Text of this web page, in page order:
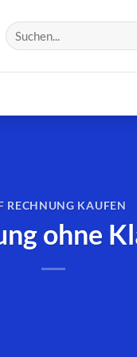
RECHNUNG KAUFEN
ohne